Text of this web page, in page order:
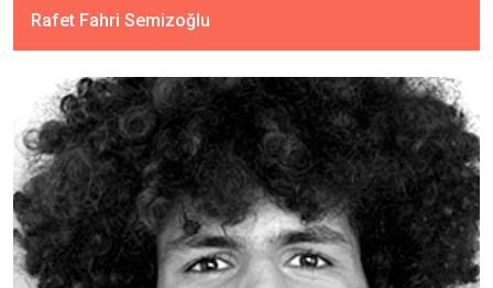
Rafet Fahri Semizoğlu